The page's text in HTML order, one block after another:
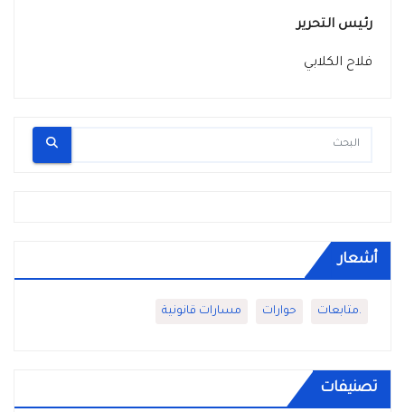
رئيس التحرير
فلاح الكلابي
أشعار
.متابعات حوارات مسارات قانونية
تصنيفات